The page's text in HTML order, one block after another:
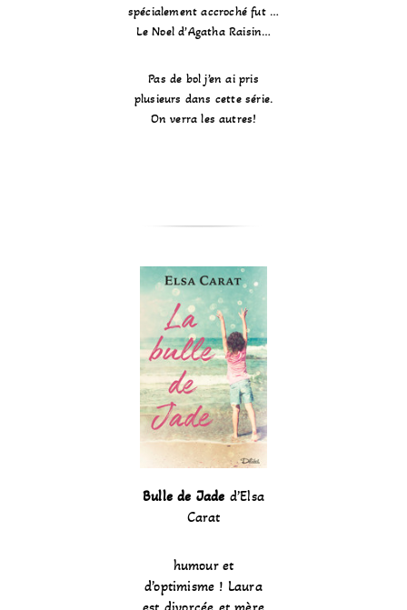
spécialement accroché fut …
Le Noel d’Agatha Raisin…
Pas de bol j’en ai pris
plusieurs dans cette série.
On verra les autres!
Bulle de Jade d’Elsa
Carat
humour et
d’optimisme ! Laura
est divorcée et mère